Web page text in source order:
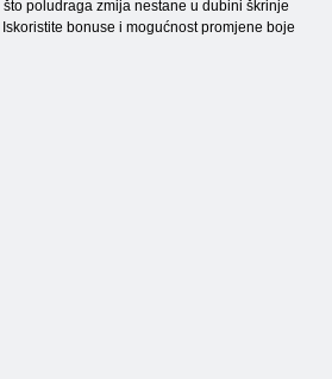
poludraga zmija nestane u dubini škrinje
bonuse i mogućnost promjene boje